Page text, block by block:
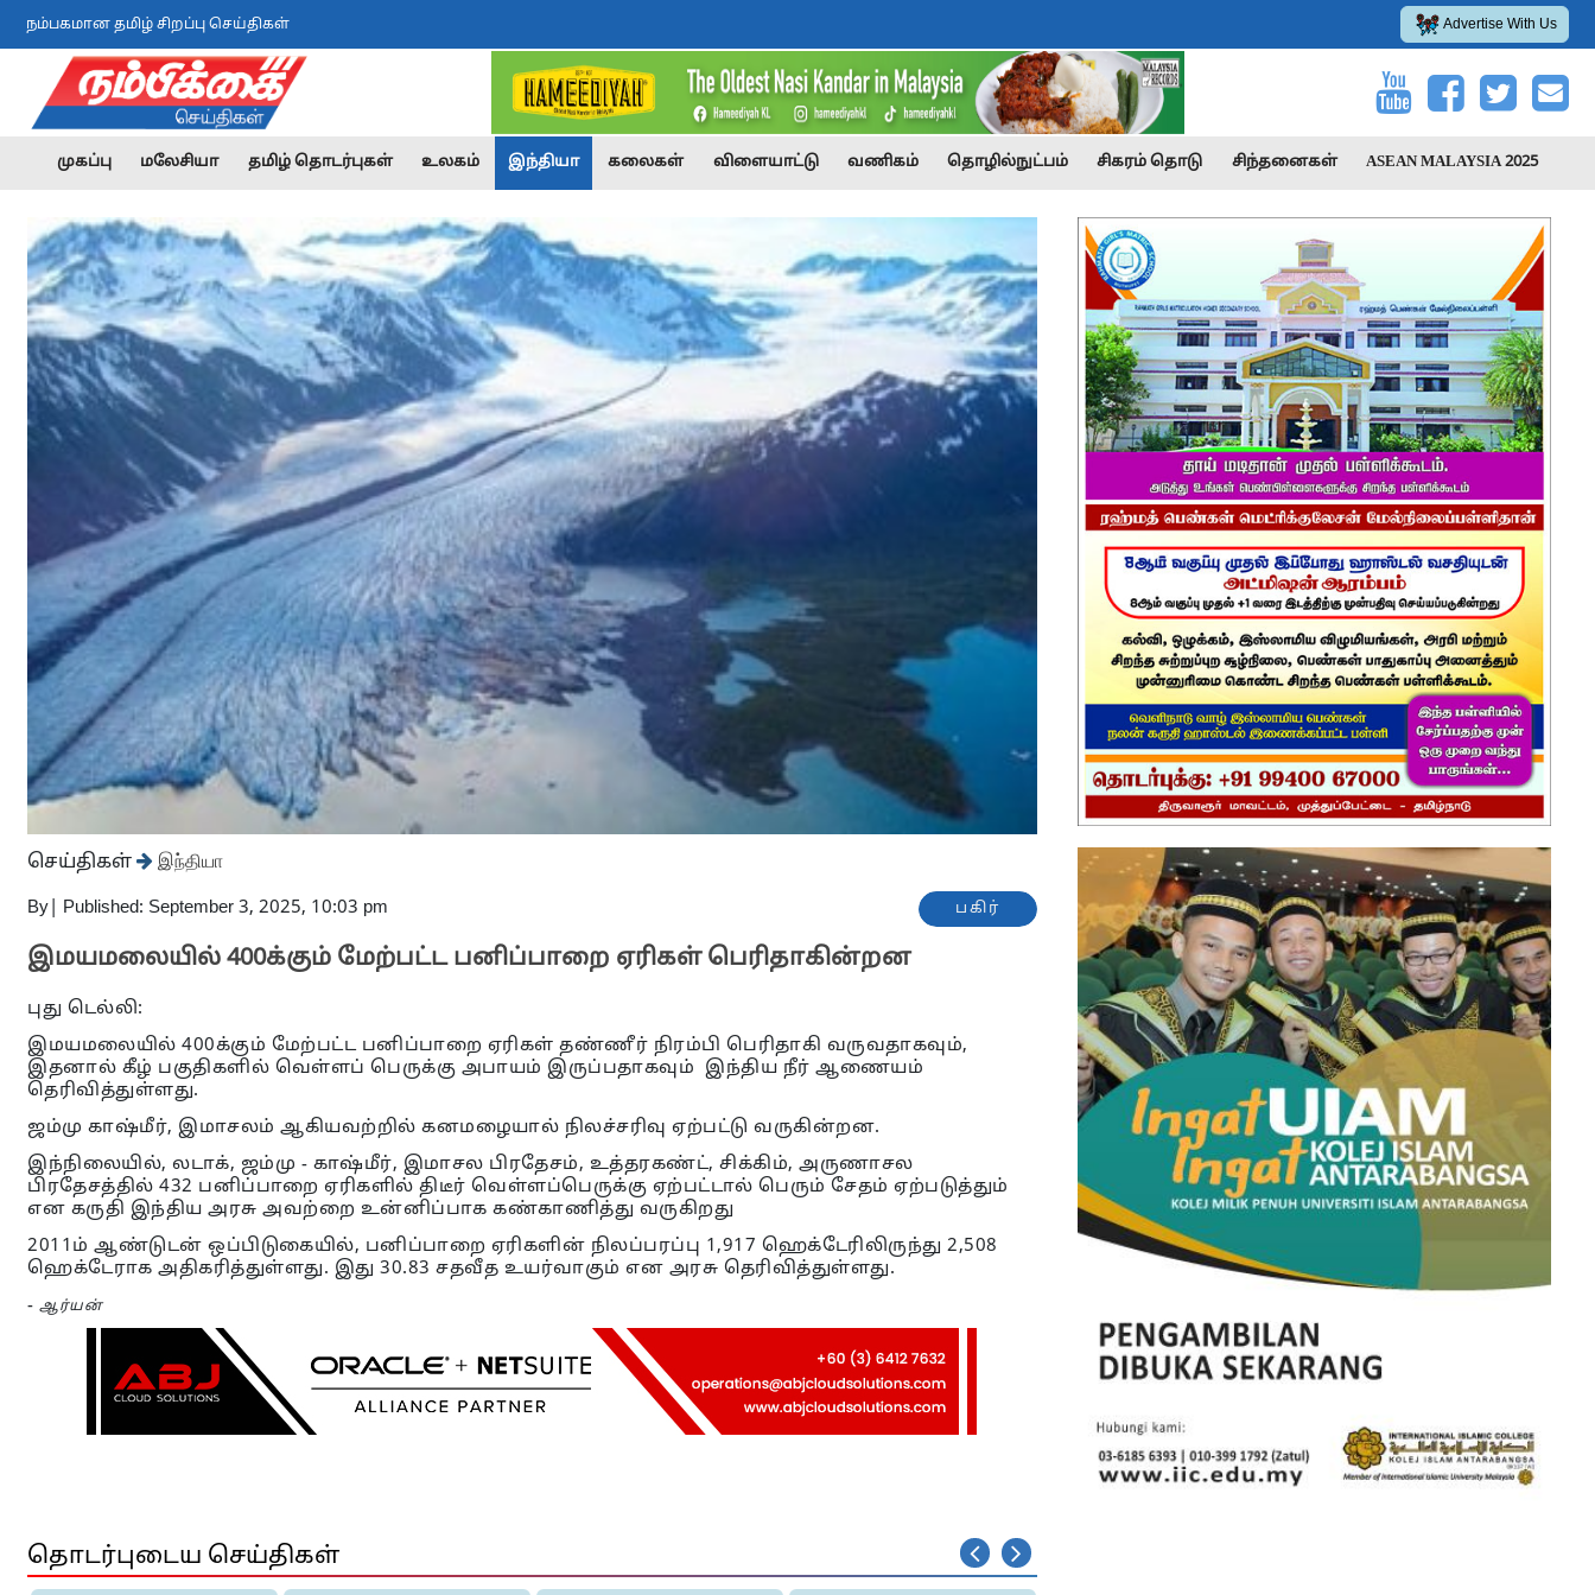
நம்பகமான தமிழ் சிறப்பு செய்திகள் Advertise With Us
முகப்பு மலேசியா தமிழ் தொடர்புகள் உலகம் இந்தியா கலைகள் விளையாட்டு வணிகம் தொழில்நுட்பம் சிகரம் தொடு சிந்தனைகள் ASEAN MALAYSIA 2025
செய்திகள் இந்தியா
By Published: September 3, 2025, 10:03 pm பகிர்
இமயமலையில் 400க்கும் மேற்பட்ட பனிப்பாறை ஏரிகள் பெரிதாகின்றன
புது டெல்லி:
இமயமலையில் 400க்கும் மேற்பட்ட பனிப்பாறை ஏரிகள் தண்ணீர் நிரம்பி பெரிதாகி வருவதாகவும்,
இதனால் கீழ் பகுதிகளில் வெள்ளப் பெருக்கு அபாயம் இருப்பதாகவும் இந்திய நீர் ஆணையம்
தெரிவித்துள்ளது.
ஜம்மு காஷ்மீர், இமாசலம் ஆகியவற்றில் கனமழையால் நிலச்சரிவு ஏற்பட்டு வருகின்றன.
இந்நிலையில், லடாக், ஜம்மு - காஷ்மீர், இமாசல பிரதேசம், உத்தரகண்ட், சிக்கிம், அருணாசல
பிரதேசத்தில் 432 பனிப்பாறை ஏரிகளில் திடீர் வெள்ளப்பெருக்கு ஏற்பட்டால் பெரும் சேதம் ஏற்படுத்தும்
என கருதி இந்திய அரசு அவற்றை உன்னிப்பாக கண்காணித்து வருகிறது
2011ம் ஆண்டுடன் ஒப்பிடுகையில், பனிப்பாறை ஏரிகளின் நிலப்பரப்பு 1,917 ஹெக்டேரிலிருந்து 2,508
ஹெக்டேராக அதிகரித்துள்ளது. இது 30.83 சதவீத உயர்வாகும் என அரசு தெரிவித்துள்ளது.
- ஆர்யன்
தொடர்புடைய செய்திகள்